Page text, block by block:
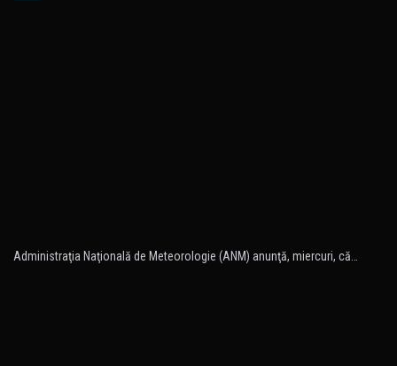
Administraţia Naţională de Meteorologie (ANM) anunţă, miercuri, că…